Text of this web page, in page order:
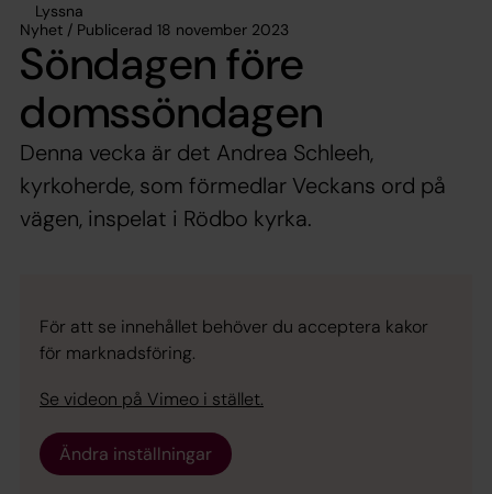
Lyssna
Nyhet / Publicerad 18 november 2023
Söndagen före
domssöndagen
Denna vecka är det Andrea Schleeh,
kyrkoherde, som förmedlar Veckans ord på
vägen, inspelat i Rödbo kyrka.
För att se innehållet behöver du acceptera kakor
för marknadsföring.
Se videon på Vimeo i stället.
Ändra inställningar